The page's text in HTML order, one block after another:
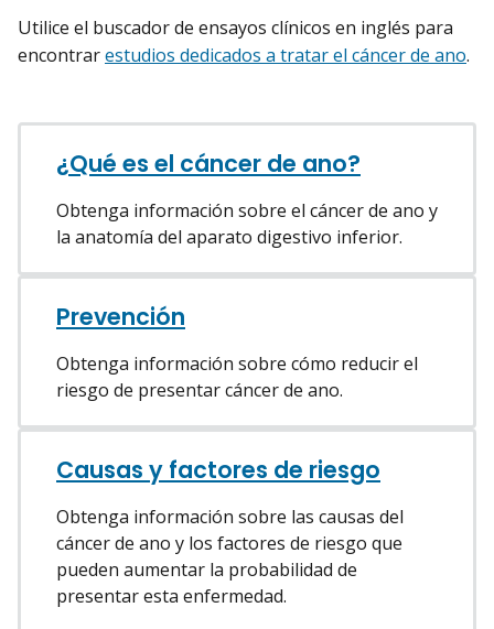
Utilice el buscador de ensayos clínicos en inglés para
encontrarestudios dedicados a tratar el cáncer de ano.
¿Qué es el cáncer de ano?
Obtenga información sobre el cáncer de ano y
la anatomía del aparato digestivo inferior.
Prevención
Obtenga información sobre cómo reducir el
riesgo de presentar cáncer de ano.
Causas y factores de riesgo
Obtenga información sobre las causas del
cáncer de ano y los factores de riesgo que
pueden aumentar la probabilidad de
presentar esta enfermedad.